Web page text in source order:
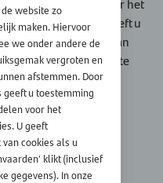
Geen nood: heeft u
worden, dan
klaar om u financieel te
kosten.
5.000 euro (op
is
uitbetalen (uw
website zo
maken. Hiervoor
we onder andere de
vergroten en
afstemmen. Door
geeft u toestemming
voor het
U geeft
cookies als u
klikt (inclusief
gegevens). In onze